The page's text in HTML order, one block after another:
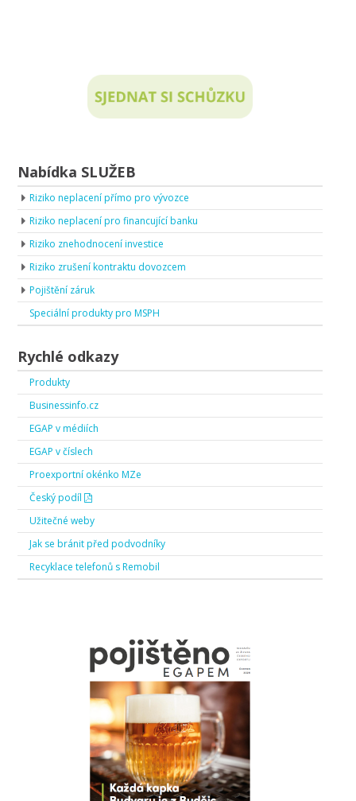
Nabídka SLUŽEB
Riziko neplacení přímo pro vývozce
Riziko neplacení pro financující banku
Riziko znehodnocení investice
Riziko zrušení kontraktu dovozcem
Pojištění záruk
Speciální produkty pro MSPH
Rychlé odkazy
Produkty
Businessinfo.cz
EGAP v médiích
EGAP v číslech
Proexportní okénko MZe
Český podíl
Užitečné weby
Jak se bránit před podvodníky
Recyklace telefonů s Remobil